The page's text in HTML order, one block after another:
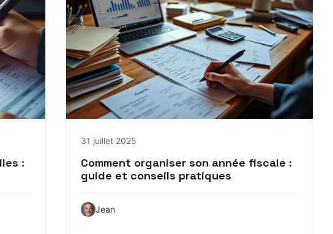
:
31 juillet 2025
Comment organiser son année fiscale :
guide et conseils pratiques
Jean